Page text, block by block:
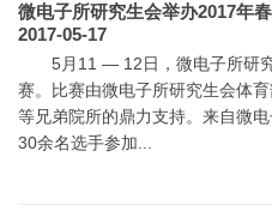
微电子所研究生会举办2017年
2017-05-17
5月11 — 12日，微电子所研
赛。比赛由微电子所研究生会体
等兄弟院所的鼎力支持。来自微
30余名选手参加...